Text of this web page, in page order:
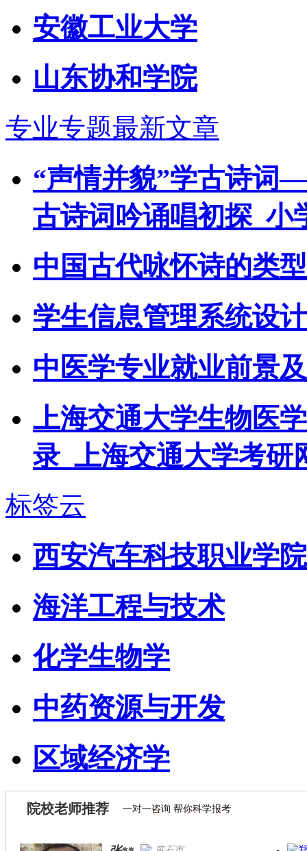
安徽工业大学
山东协和学院
专业专题最新文章
“声情并貌”学古诗词
古诗词吟诵唱初探_小
中国古代咏怀诗的类
学生信息管理系统设
中医学专业就业前景
上海交通大学生物医
录_上海交通大学考研
标签云
西安汽车科技职业学院
海洋工程与技术
化学生物学
中药资源与开发
区域经济学
院校老师推荐 一对一咨询 帮你科学报考